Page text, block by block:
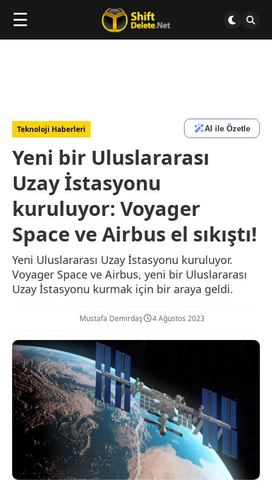
☰
Teknoloji Haberleri AI ile Özetle
Yeni bir Uluslararası
Uzay İstasyonu
kuruluyor: Voyager
Space ve Airbus el sıkıştı!
Yeni Uluslararası Uzay İstasyonu kuruluyor.
Voyager Space ve Airbus, yeni bir Uluslararası
Uzay İstasyonu kurmak için bir araya geldi.
Mustafa Demirdaş 4 Ağustos 2023